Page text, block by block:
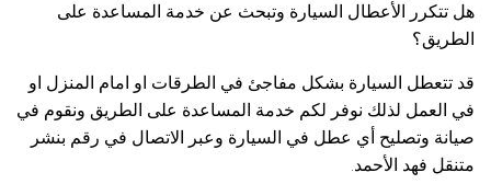
هل تتكرر الأعطال السيارة وتبحث عن خدمة المساعدة على
الطريق؟
قد تتعطل السيارة بشكل مفاجئ في الطرقات او امام المنزل او
في العمل لذلك نوفر لكم خدمة المساعدة على الطريق ونقوم في
صيانة وتصليح أي عطل في السيارة وعبر الاتصال في رقم بنشر
متنقل فهد الأحمد.